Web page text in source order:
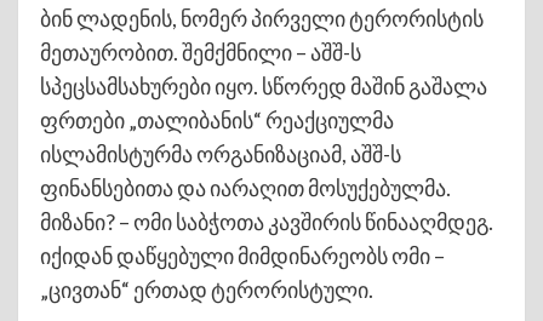
ბინ ლადენის, ნომერ პირველი ტერორისტის
მეთაურობით. შემქმნილი – აშშ-ს
სპეცსამსახურები იყო. სწორედ მაშინ გაშალა
ფრთები „თალიბანის“ რეაქციულმა
ისლამისტურმა ორგანიზაციამ, აშშ-ს
ფინანსებითა და იარაღით მოსუქებულმა.
მიზანი? – ომი საბჭოთა კავშირის წინააღმდეგ.
იქიდან დაწყებული მიმდინარეობს ომი –
„ცივთან“ ერთად ტერორისტული.